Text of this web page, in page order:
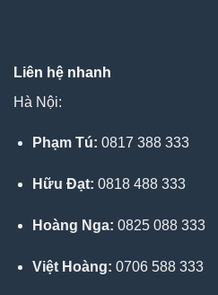
Liên hệ nhanh
Hà Nội:
Phạm Tú: 0817 388 333
Hữu Đạt: 0818 488 333
Hoàng Nga: 0825 088 333
Việt Hoàng: 0706 588 333